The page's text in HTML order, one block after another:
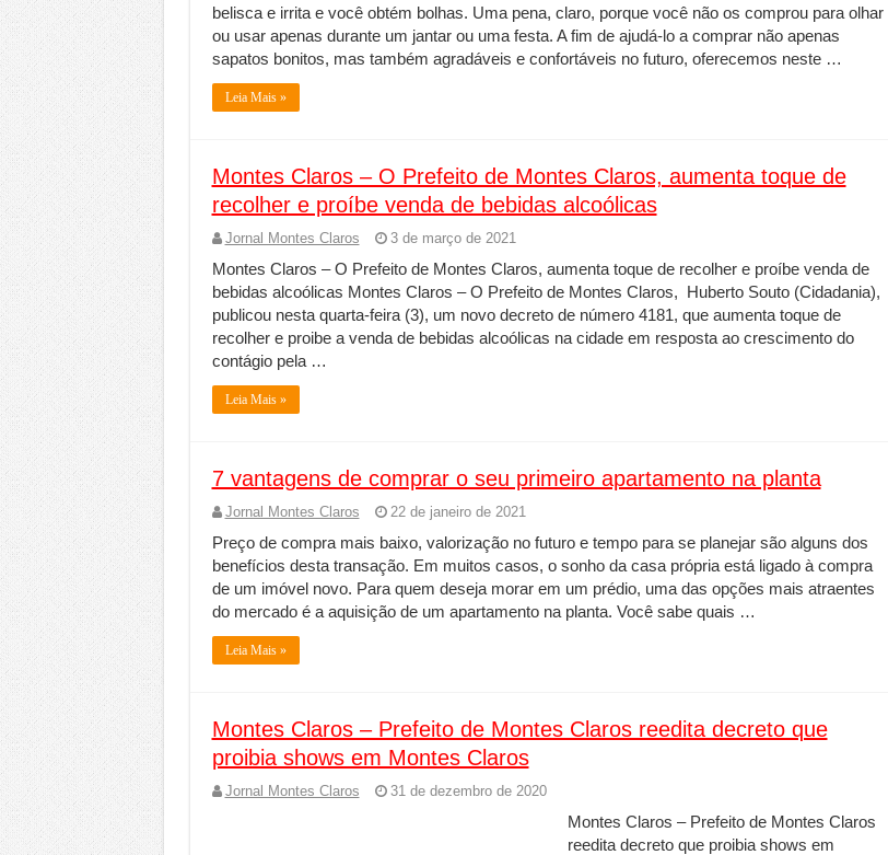
belisca e irrita e você obtém bolhas. Uma pena, claro, porque você não os comprou para olhar
ou usar apenas durante um jantar ou uma festa. A fim de ajudá-lo a comprar não apenas
sapatos bonitos, mas também agradáveis ​​e confortáveis ​​no futuro, oferecemos neste …
Leia Mais »
Montes Claros – O Prefeito de Montes Claros, aumenta toque de
recolher e proíbe venda de bebidas alcoólicas
Jornal Montes Claros 3 de março de 2021
Montes Claros – O Prefeito de Montes Claros, aumenta toque de recolher e proíbe venda de
bebidas alcoólicas Montes Claros – O Prefeito de Montes Claros, Huberto Souto (Cidadania),
publicou nesta quarta-feira (3), um novo decreto de número 4181, que aumenta toque de
recolher e proibe a venda de bebidas alcoólicas na cidade em resposta ao crescimento do
contágio pela …
Leia Mais »
7 vantagens de comprar o seu primeiro apartamento na planta
Jornal Montes Claros 22 de janeiro de 2021
Preço de compra mais baixo, valorização no futuro e tempo para se planejar são alguns dos
benefícios desta transação. Em muitos casos, o sonho da casa própria está ligado à compra
de um imóvel novo. Para quem deseja morar em um prédio, uma das opções mais atraentes
do mercado é a aquisição de um apartamento na planta. Você sabe quais …
Leia Mais »
Montes Claros – Prefeito de Montes Claros reedita decreto que
proibia shows em Montes Claros
Jornal Montes Claros 31 de dezembro de 2020
Montes Claros – Prefeito de Montes Claros
reedita decreto que proibia shows em